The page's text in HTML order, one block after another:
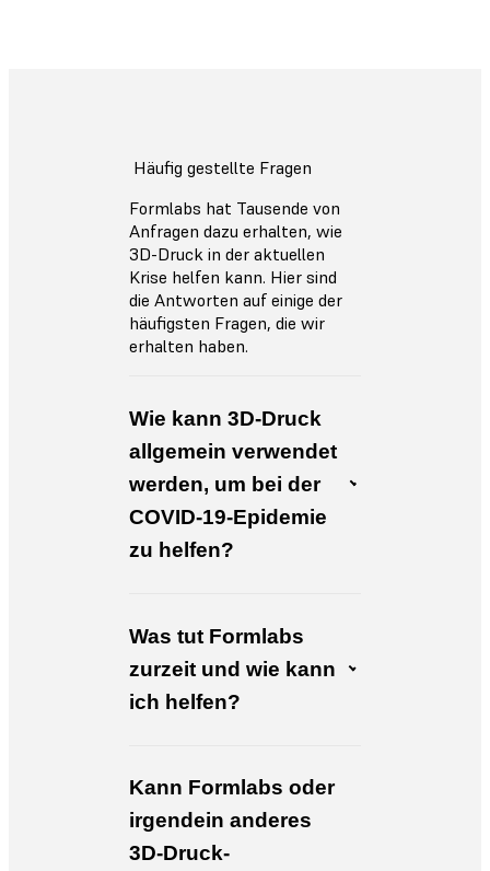
Häufig gestellte Fragen
Formlabs hat Tausende von
Anfragen dazu erhalten, wie
3D-Druck in der aktuellen
Krise helfen kann. Hier sind
die Antworten auf einige der
häufigsten Fragen, die wir
erhalten haben.
Wie kann 3D-Druck
allgemein verwendet
werden, um bei der
COVID-19-Epidemie
zu helfen?
Was tut Formlabs
zurzeit und wie kann
ich helfen?
Kann Formlabs oder
irgendein anderes
3D-Druck-